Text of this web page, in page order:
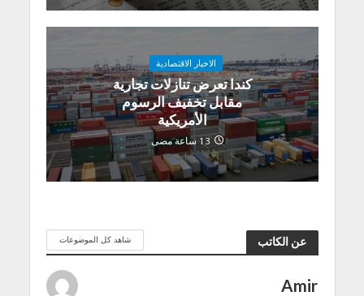
الاخبار الاقتصادية
كندا تعرض تنازلات تجارية
مقابل تخفيف الرسوم
الأمريكية
13 ساعة مضى
عن الكاتب شاهد كل الموضوعات
Amir